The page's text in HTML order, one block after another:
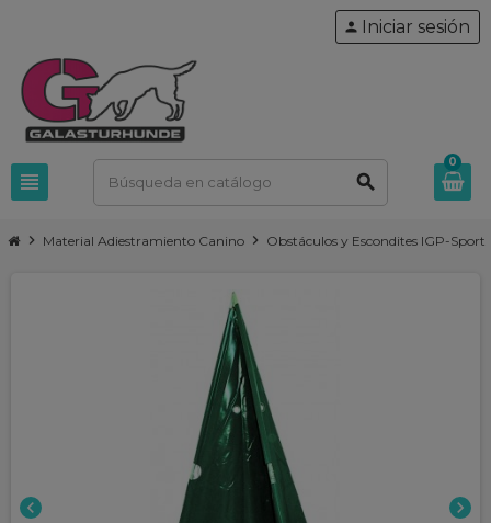
view_headline search
person Iniciar sesión
0
chevron_right Material Adiestramiento Canino chevron_right Obstáculos y Escondites IGP-Sport
chevron_left chevron_right